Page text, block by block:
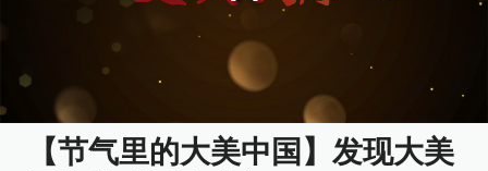
【节气里的大美中国】发现大美